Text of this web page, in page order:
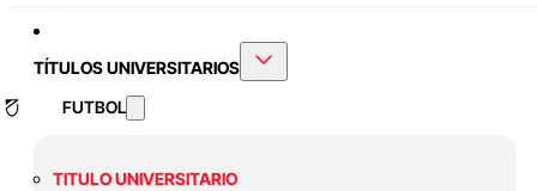
TÍTULOS UNIVERSITARIOS
FUTBOL
TITULO UNIVERSITARIO